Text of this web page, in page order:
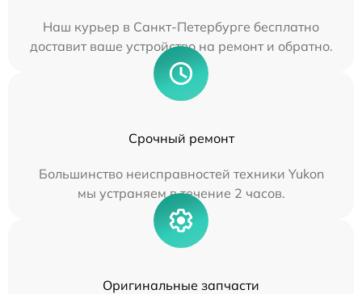
Наш курьер в Санкт-Петербурге бесплатно
доставит ваше устройство на ремонт и обратно.
Срочный ремонт
Большинство неисправностей техники Yukon
мы устраняем в течение 2 часов.
Оригинальные запчасти